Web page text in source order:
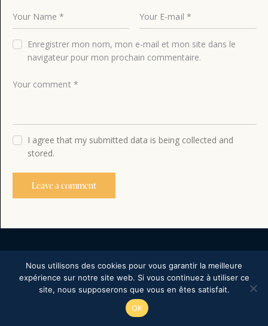
Enregistrer mon nom, mon e-mail et mon site dans le
navigateur pour mon prochain commentaire.
I agree that my submitted data is being collected and
stored.
Copyright © 2026. All rights reserved.
Nous utilisons des cookies pour vous garantir la meilleure
expérience sur notre site web. Si vous continuez à utiliser ce
site, nous supposerons que vous en êtes satisfait.
OK